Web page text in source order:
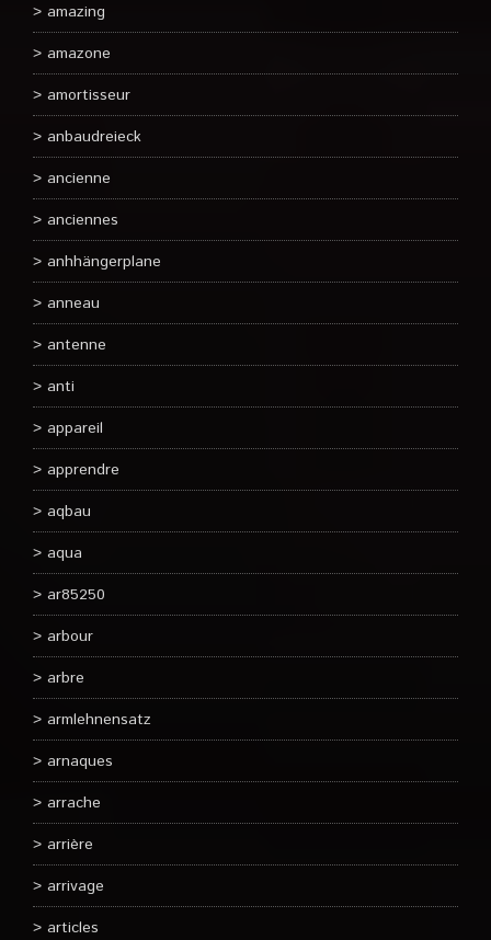
amazing
amazone
amortisseur
anbaudreieck
ancienne
anciennes
anhhängerplane
anneau
antenne
anti
appareil
apprendre
aqbau
aqua
ar85250
arbour
arbre
armlehnensatz
arnaques
arrache
arrière
arrivage
articles